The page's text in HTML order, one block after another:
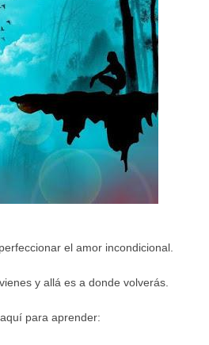
el amor incondicional.
y allá es a donde volverás.
para aprender: